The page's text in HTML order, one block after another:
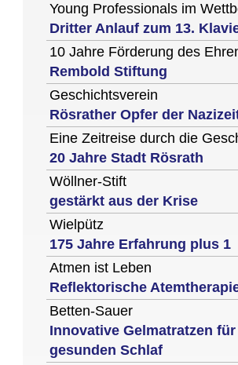
Young Professionals im
Dritter Anlauf zum 13.
10 Jahre Förderung des
Rembold Stiftung
Geschichtsverein
Rösrather Opfer der
Eine Zeitreise durch die
20 Jahre Stadt Rösrath
Wöllner-Stift
gestärkt aus der Krise
Wielpütz
175 Jahre Erfahrung plus 1
Atmen ist Leben
Reflektorische
Betten-Sauer
Innovative Gelmatratzen für
gesunden Schlaf